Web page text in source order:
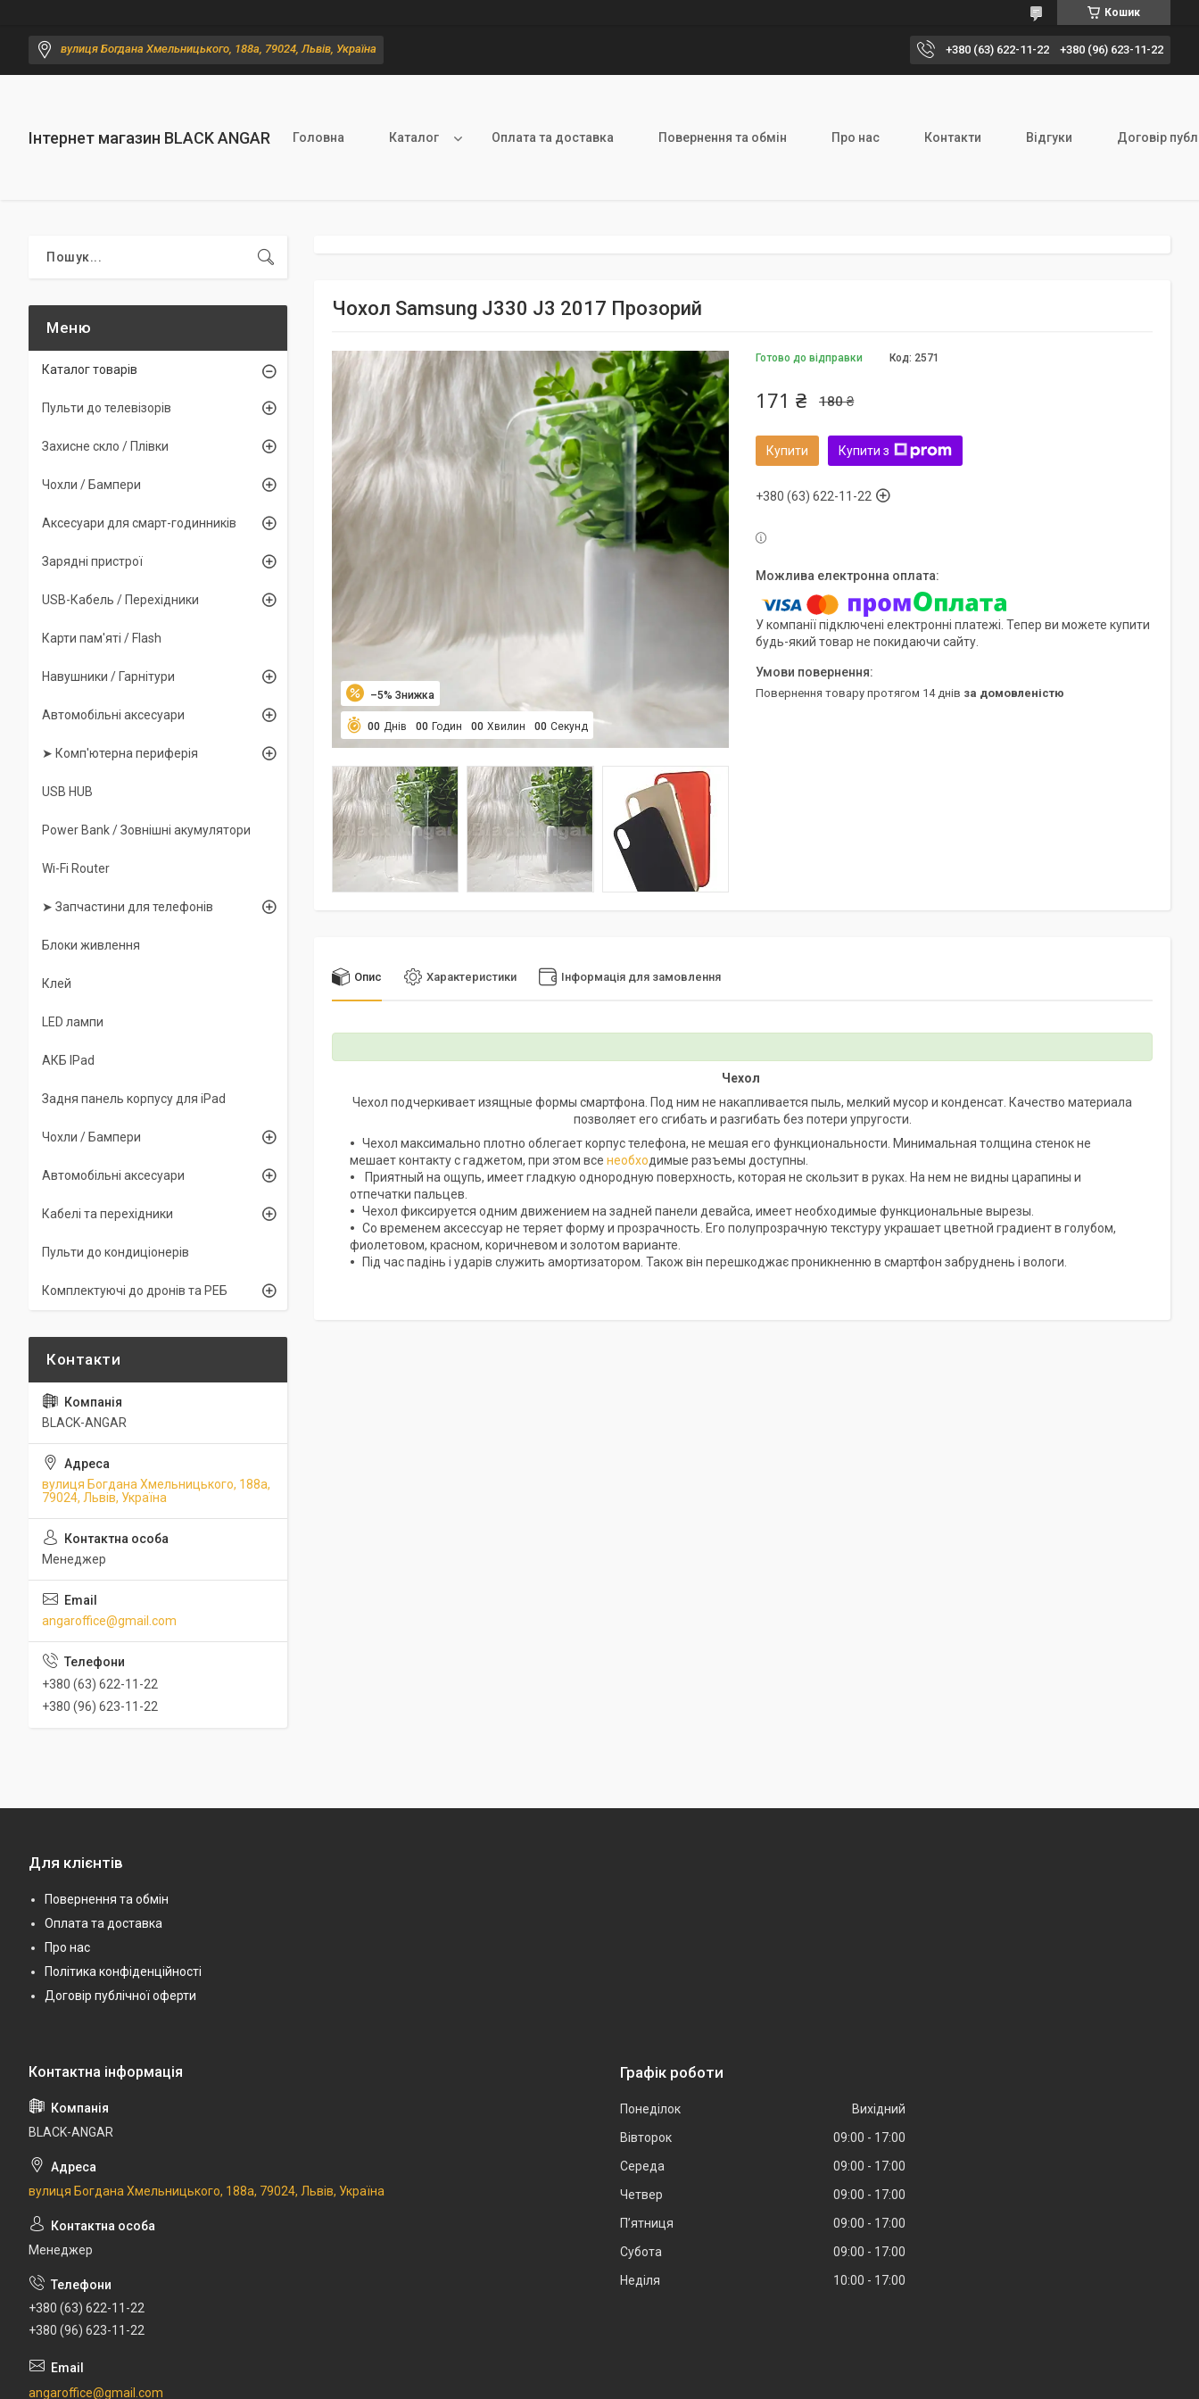
Кошик
вулиця Богдана Хмельницького, 188а, 79024, Львів, Україна +380 (63) 622-11-22 +380 (96) 623-11-22
Інтернет магазин BLACK ANGAR Головна Каталог Оплата та доставка Повернення та обмін Про нас Контакти Відгуки Договір
Чохол Samsung J330 J3 2017 Прозорий
–5%
00 Днів 00 Годин 00 Хвилин 00 Секунд
Готово до відправки Код: 2571
180 ₴
171 ₴
Купити Купити з
+380 (63) 622-11-22
У компанії підключені електронні платежі. Тепер ви можете купити
будь-який товар не покидаючи сайту.
повернення товару протягом 14 днів за домовленістю
Опис Характеристики Інформація для замовлення
Чехол
Чехол подчеркивает изящные формы смартфона. Под ним не накапливается пыль, мелкий мусор и конденсат. Качество материала
позволяет его сгибать и разгибать без потери упругости.
Чехол максимально плотно облегает корпус телефона, не мешая его функциональности. Минимальная толщина стенок не
мешает контакту с гаджетом, при этом все необходимые разъемы доступны.
Приятный на ощупь, имеет гладкую однородную поверхность, которая не скользит в руках. На нем не видны царапины и
отпечатки пальцев.
Чехол фиксируется одним движением на задней панели девайса, имеет необходимые функциональные вырезы.
Со временем аксессуар не теряет форму и прозрачность. Его полупрозрачную текстуру украшает цветной градиент в голубом,
фиолетовом, красном, коричневом и золотом варианте.
Під час падінь і ударів служить амортизатором. Також він перешкоджає проникненню в смартфон забруднень і вологи.
Каталог товарів
Пульти до телевізорів
Захисне скло / Плівки
Чохли / Бампери
Аксесуари для смарт-годинників
Зарядні пристрої
USB-Кабель / Перехідники
Карти пам'яті / Flash
Навушники / Гарнітури
Автомобільні аксесуари
➤ Комп'ютерна периферія
USB HUB
Power Bank / Зовнішні акумулятори
Wi-Fi Router
➤ Запчастини для телефонів
Блоки живлення
Клей
LED лампи
АКБ IPad
Задня панель корпусу для iPad
Чохли / Бампери
Автомобільні аксесуари
Кабелі та перехідники
Пульти до кондиціонерів
Комплектуючі до дронів та РЕБ
BLACK-ANGAR
вулиця Богдана Хмельницького, 188а,
79024, Львів, Україна
Менеджер
angaroffice@gmail.com
+380 (63) 622-11-22
+380 (96) 623-11-22
Для клієнтів
Повернення та обмін
Оплата та доставка
Про нас
Політика конфіденційності
Договір публічної оферти
BLACK-ANGAR
вулиця Богдана Хмельницького, 188а, 79024, Львів, Україна
Менеджер
+380 (63) 622-11-22
+380 (96) 623-11-22
angaroffice@gmail.com
Графік роботи
Понеділок
Вихідний
Вівторок
09:00
17:00
Середа
09:00
17:00
Четвер
09:00
17:00
Пʼятниця
09:00
17:00
Субота
09:00
17:00
Неділя
10:00 17:00